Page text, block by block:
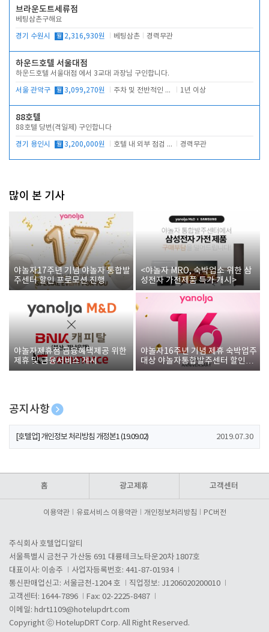
브라운도트세류점
베팅삼촌구해요
경기 수원시 월 2,316,930원 베팅삼촌 경력무관
하운드호텔 서울대점
하운드호텔 서울대점 에서 3교대 과장님 구인합니다.
서울 관악구 월 3,099,270원 주차 및 전반적인 당번업무 1년 이상
88호텔
88호텔 당번(격일제) 구인합니다
경기 용인시 월 3,200,000원 호텔 내 외부 점검 및 프런트 운영 경력무관
많이 본 기사
야놀자17주년 기념 야놀자 통합발
주센터 할인 프로모션 진행
<야놀자 MRO, 숙박업소 위한 삼
성전자 가전제품 특가 개시>
야놀자제휴점 금융혜택제공 위한
제휴 및 금융서비스 게시
야놀자16주년 기념 제휴 숙박업주
대상 야놀자통합발주센터 할인쿠
폰 증정
공지사항
[호텔업] 개인정보 처리방침 개정본2 (19.09.02)
[호텔업] 개인정보 처리방침 개정본1 (19.09.02) 2019.07.30
홈 광고제휴 고객센터
이용약관 유료서비스 이용약관 개인정보처리방침 PC버전
주식회사 호텔업디알티
서울특별시 금천구 가산동 691 대륭테크노타운20차 1807호
대표이사: 이송주
사업자등록번호: 441-87-01934
통신판매업신고: 서울금천-1204 호
직업정보: J1206020200010
고객센터: 1644-7896
Fax: 02-2225-8487
이메일: hdrt1109@hotelupdrt.com
Copyright ⓒ HotelupDRT Corp. All Right Reserved.